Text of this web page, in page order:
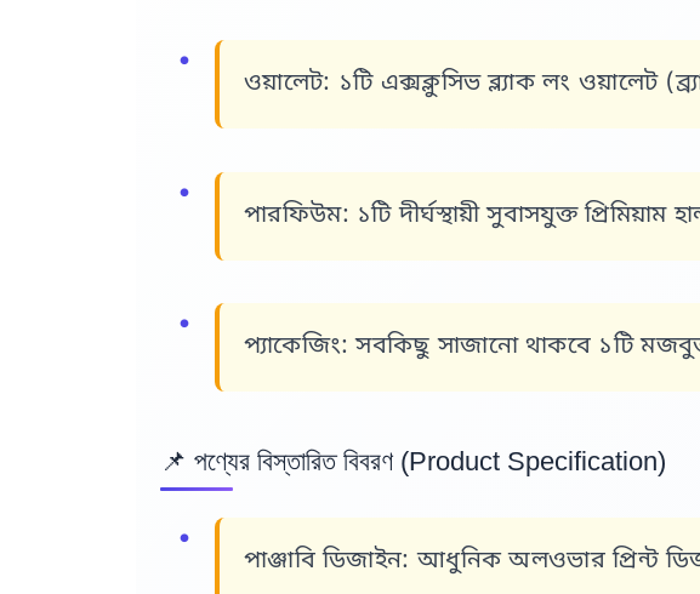
ওয়ালেট: ১টি এক্সক্লুসিভ ব্ল্যাক লং ওয়ালেট
পারফিউম: ১টি দীর্ঘস্থায়ী সুবাসযুক্ত
প্যাকেজিং: সবকিছু সাজানো থাকবে ১টি
📌 পণ্যের বিস্তারিত বিবরণ (Product Specification)
পাঞ্জাবি ডিজাইন: আধুনিক অলওভার প্রিন্ট